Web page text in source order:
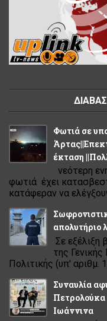
Φωτιά σε
έκταση
νεότερη
φωτιά έχει
κατάφεραν να
απολυτήριο
Σε εξέλιξη
της
Πολιτικής (υπ' αριθμ.
Συναυλία
Πετρολούκα
Ιωάννινα